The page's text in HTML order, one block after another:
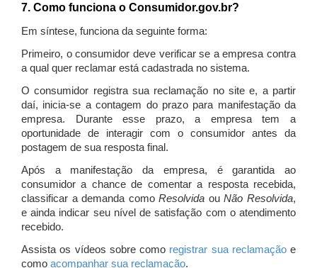
7. Como funciona o Consumidor.gov.br?
Em síntese, funciona da seguinte forma:
Primeiro, o consumidor deve verificar se a empresa contra
a qual quer reclamar está cadastrada no sistema.
O consumidor registra sua reclamação no site e, a partir
daí, inicia-se a contagem do prazo para manifestação da
empresa. Durante esse prazo, a empresa tem a
oportunidade de interagir com o consumidor antes da
postagem de sua resposta final.
Após a manifestação da empresa, é garantida ao
consumidor a chance de comentar a resposta recebida,
classificar a demanda comoResolvida ouNão Resolvida,
e ainda indicar seu nível de satisfação com o atendimento
recebido.
Assista os vídeos sobre como registrar sua reclamaçãoe
como acompanhar sua reclamação.